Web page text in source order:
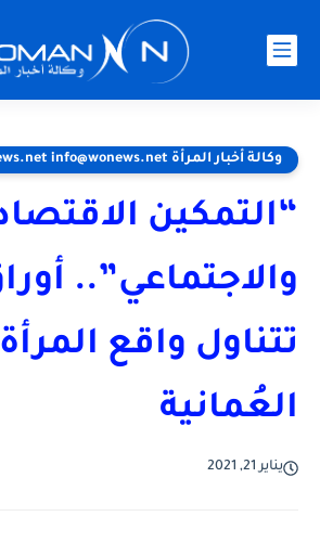
وكالة أخبار المرأة www.wonews.net info@wonews.net
“التمكين
والاجتماعي”..
تتناول واقع المرأة
العُمانية
يناير 21, 2021